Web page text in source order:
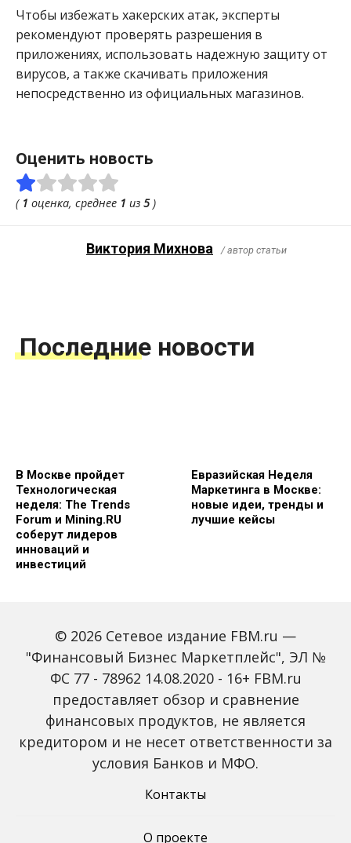
Чтобы избежать хакерских атак, эксперты
рекомендуют проверять разрешения в
приложениях, использовать надежную защиту от
вирусов, а также скачивать приложения
непосредственно из официальных магазинов.
Оценить новость
( 1 оценка, среднее 1 из 5)
Виктория Михнова / автор статьи
Последние новости
В Москве пройдет
Технологическая
неделя: The Trends
Forum и Mining.RU
соберут лидеров
инноваций и
инвестиций
Евразийская Неделя
Маркетинга в Москве:
новые идеи, тренды и
лучшие кейсы
Global Tech Forum: как
ИИ меняет бизнес и
открывает новые
4.0 меняет правила
игры в медиаиндустрии
© 2026 Сетевое издание FBM.ru —
"Финансовый Бизнес Маркетплейс", ЭЛ №
ФС 77 - 78962 14.08.2020 - 16+ FBM.ru
предоставляет обзор и сравнение
финансовых продуктов, не является
кредитором и не несет ответственности за
условия Банков и МФО.
Контакты
О проекте